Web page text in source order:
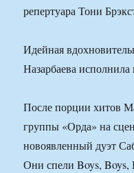
репертуара Тони
Идейная
Назарбаева
После порции хитов
группы «Орда» на
новоявленный дуэт
Они спели Boys, Boys,